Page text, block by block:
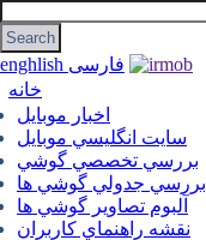
enghlish فارسی
خانه
اخبار موبایل
سايت انگليسي موبايل
بررسي تخصصي گوشي
بررسي جدولي گوشي ها
آلبوم تصاوير گوشي ها
نقشه راهنماي كاربران